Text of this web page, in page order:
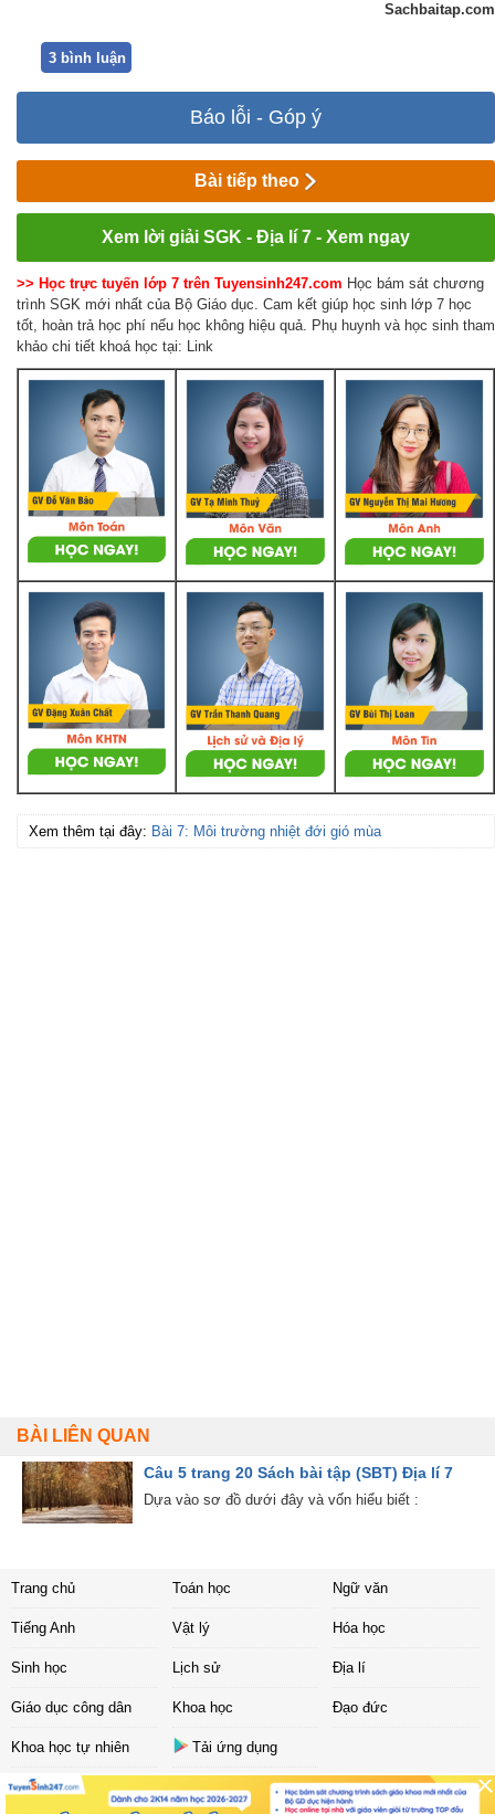
Sachbaitap.com
3 bình luận
Báo lỗi - Góp ý
Bài tiếp theo
Xem lời giải SGK - Địa lí 7 - Xem ngay
>> Học trực tuyến lớp 7 trên Tuyensinh247.com Học bám sát chương
trình SGK mới nhất của Bộ Giáo dục. Cam kết giúp học sinh lớp 7 học
tốt, hoàn trả học phí nếu học không hiệu quả. Phụ huynh và học sinh tham
khảo chi tiết khoá học tại: Link
Xem thêm tại đây: Bài 7: Môi trường nhiệt đới gió mùa
BÀI LIÊN QUAN
Câu 5 trang 20 Sách bài tập (SBT) Địa lí 7
Dựa vào sơ đồ dưới đây và vốn hiểu biết :
Trang chủ Toán học Ngữ văn
Tiếng Anh Vật lý Hóa học
Sinh học Lịch sử Địa lí
Giáo dục công dân Khoa học Đạo đức
Khoa học tự nhiên Tải ứng dụng
Liên hệ|Chính sách